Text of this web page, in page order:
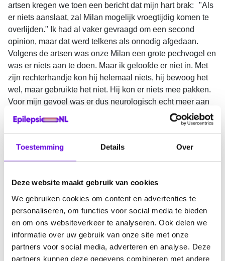
Toestemming Details Over
Deze website maakt gebruik van cookies
We gebruiken cookies om content en advertenties te
personaliseren, om functies voor social media te bieden
en om ons websiteverkeer te analyseren. Ook delen we
informatie over uw gebruik van onze site met onze
partners voor social media, adverteren en analyse. Deze
partners kunnen deze gegevens combineren met andere
artsen kregen we toen een bericht dat mijn hart brak: "Als
er niets aanslaat, zal Milan mogelijk vroegtijdig komen te
overlijden." Ik had al vaker gevraagd om een second
opinion, maar dat werd telkens als onnodig afgedaan.
Volgens de artsen was onze Milan een grote pechvogel en
was er niets aan te doen. Maar ik geloofde er niet in. Met
zijn rechterhandje kon hij helemaal niets, hij bewoog het
wel, maar gebruikte het niet. Hij kon er niets mee pakken.
Voor mijn gevoel was er dus neurologisch echt meer aan
de hand dan pure pech.
De boodschap dat hij misschien vroeg zou overlijden was
voor mij de grens. Ik heb toen echt een second opinion
wilden toch nog eerst nog een tweede MRI-scan maken en
als dáár niets op te zien zou zijn zouden zijn gegevens
worden doorgestuurd naar het UMC Utrecht/Wilhelmina
Kinderziekenhuis (WKZ). Die tweede MRI hebben ze
uiteindelijk in februari 2025 gemaakt. Omdat ze ook daar
niets op konden vinden, hebben ze de gegevens van
beide MRI onderzoeken naar Utrecht doorgestuurd.